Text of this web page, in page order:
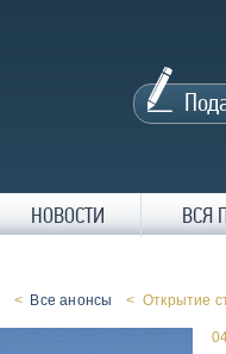
НОВОСТИ ВСЯ
< Все анонсы < Открытие